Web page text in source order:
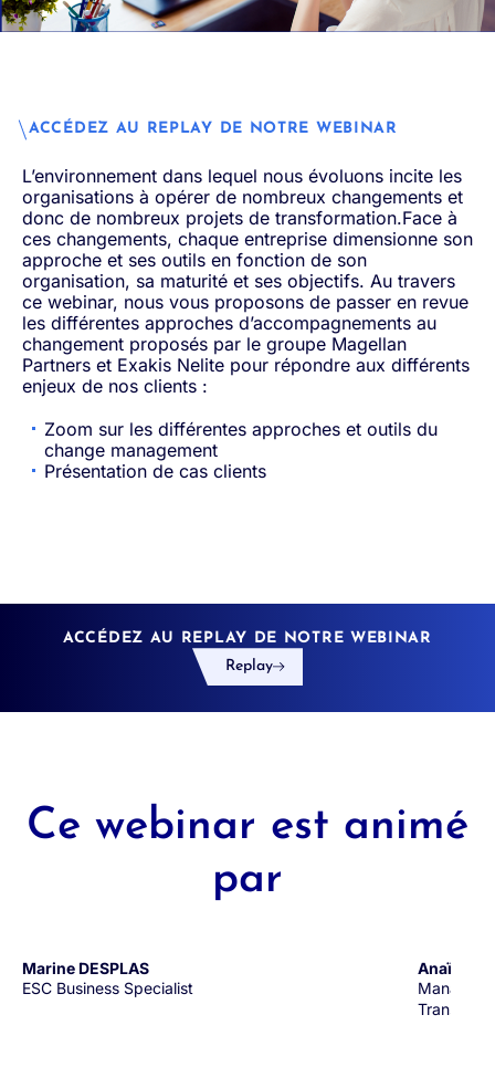
ACCÉDEZ AU REPLAY DE NOTRE WEBINAR
L’environnement dans lequel nous évoluons incite les
organisations à opérer de nombreux changements et
donc de nombreux projets de transformation.Face à
ces changements, chaque entreprise dimensionne son
approche et ses outils en fonction de son
organisation, sa maturité et ses objectifs. Au travers
ce webinar, nous vous proposons de passer en revue
les différentes approches d’accompagnements au
changement proposés par le groupe Magellan
Partners et Exakis Nelite pour répondre aux différents
enjeux de nos clients :
Zoom sur les différentes approches et outils du
change management
Présentation de cas clients
ACCÉDEZ AU REPLAY DE NOTRE WEBINAR
Replay
Ce webinar est animé
par
Marine DESPLAS
ESC Business Specialist
Anaïs
Manager